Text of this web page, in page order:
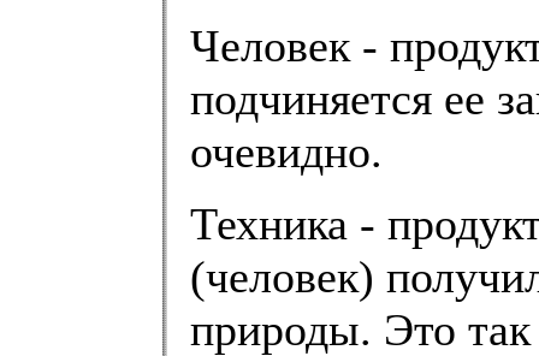
Человек -
подчиняется ее
очевидно.
Техника -
(человек)
природы. Это